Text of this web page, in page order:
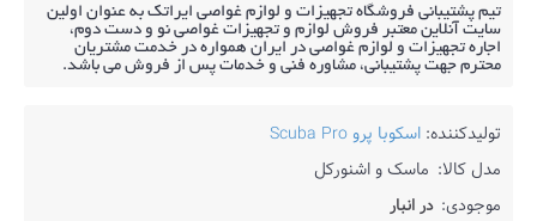
تیم پشتیبانی فروشگاه تجهیزات و لوازم غواصی ایراتک به عنوان اولین
سایت آنلاین معتبر فروش لوازم و تجهیزات غواصی نو و دست دوم،
اجاره تجهیزات و لوازم غواصی در ایران همواره در خدمت مشتریان
محترم جهت پشتیبانی، مشاوره فنی و خدمات پس از فروش می باشد.
تولیدکننده: اسکوبا پرو Scuba Pro
مدل کالا: ماسک و اشنورکل
موجودی: در انبار